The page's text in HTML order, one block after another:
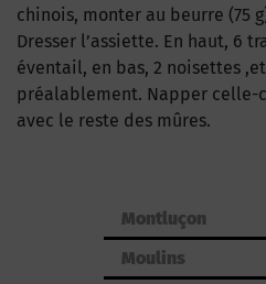
chinois, monter au beurre (75
Dresser l’assiette. En haut, 6
éventail, en bas, 2 noisettes
préalablement. Napper celle-
avec le reste des mûres.
Montluçon
Moulins